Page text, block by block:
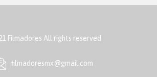
Filmadores All rights reserved
ﬁlmadoresmx@gmail.com